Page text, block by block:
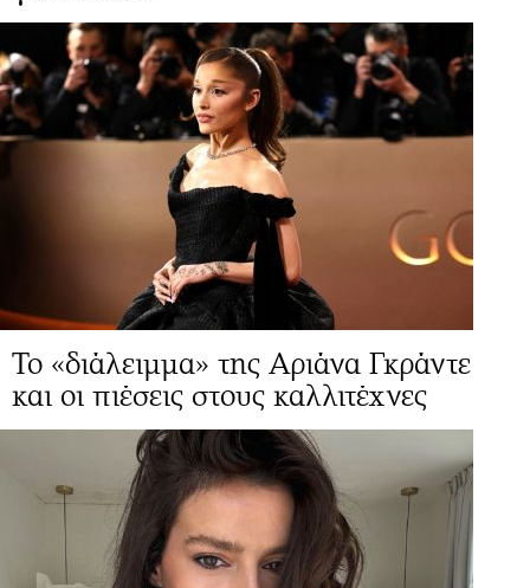
Το «διάλειμμα» της Αριάνα Γκράντε
και οι πιέσεις στους καλλιτέχνες